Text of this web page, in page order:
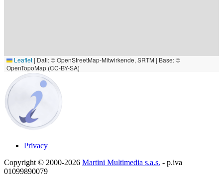
Leaflet | Dati: © OpenStreetMap-Mitwirkende, SRTM | Base: ©
OpenTopoMap (CC-BY-SA)
Privacy
Copyright © 2000-2026 Martini Multimedia s.a.s. - p.iva
01099890079